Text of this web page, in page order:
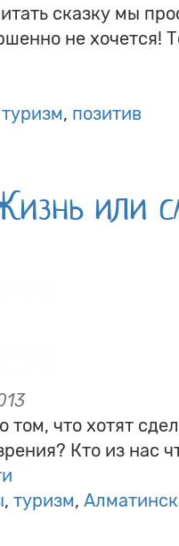
сказку мы
не
туризм позитив
или
том, что хотят
Кто из нас
туризм